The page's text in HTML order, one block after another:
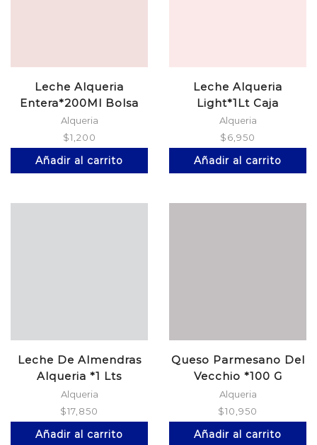
Leche Alqueria
Entera*200Ml Bolsa
Alqueria
$1,200
Añadir al carrito
Leche Alqueria
Light*1Lt Caja
Alqueria
$6,950
Añadir al carrito
Leche De Almendras
Alqueria *1 Lts
Alqueria
$17,850
Añadir al carrito
Queso Parmesano Del
Vecchio *100 G
Alqueria
$10,950
Añadir al carrito